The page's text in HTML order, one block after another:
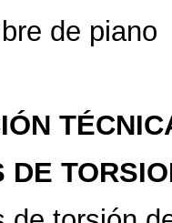
de piano
DE